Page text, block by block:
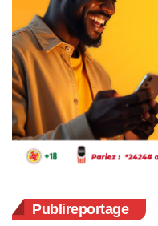
Publireportage